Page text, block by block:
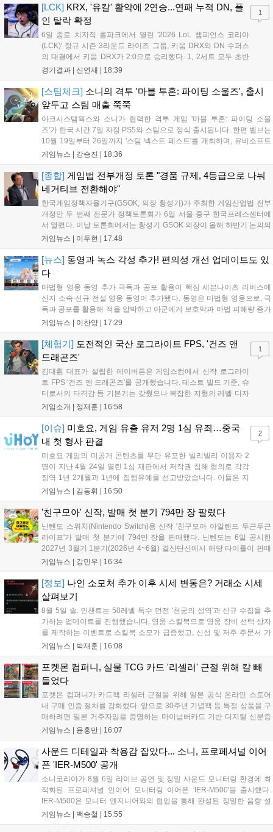
[LCK] KRX, '유칼' 활약에 2연승...연패 누적 DN, 플
인 탈락 확정
6일 종로 치지직 롤파크에서 열린 '2026 LoL 챔피언스 코리아
(LCK)' 정규 시즌 3라운드 라이즈 그룹, 키움 DRX와 DN 수퍼스
의 대결에서 키움 DRX가 2:0으로 승리했다. 1, 2세트 모두 초반
부터 앞서나갔고, 별다른 위기 없이 승리를 꿰찼다. DN 수퍼스는
의 출발이 매우 좋...
경기결과 | 신연재 18:39
1
[스팀체크] 소니의 격투 '마블 투혼: 파이팅 소울즈', 출시
앞두고 스팀 매출 쭉쭉
아크시스템웍스와 소니가 협력한 격투 게임 '마블 투혼: 파이팅 소울
즈'가 한국 시간 7일 자정 PS5와 스팀으로 정식 출시됩니다. 한편 밸브는
10월 19일부터 26일까지 '스팀 넥스트 페스트'를 개최하며, 유비소프트
의 '더 디비전 리서전스'가 스팀에 출시되었고, 농장 시뮬레이션 '돌록 타
각기 다른 장르에서 이용자들의 기대를 모으고 있습니다....
게임뉴스 | 강승진 18:36
[종합] 게임법 전부개정 토론 "경품 규제, 4등급으로 나눠
네거티브 전환해야"
한국게임정책자율기구(GSOK, 의장 황성기)가 주최한 게임산업법 전부
개정안 두 번째 전문가 정책토론회가 6일 서울 중구 한국프레스센터에
서 열렸다. 이날 토론회에서는 황성기 GSOK 의장이 올해 하반기 논의의
주요 쟁점과 성과를 짚은 데 이어, 박종현 한양대 법학전문대학원 교수
호사가 게임 등...
게임뉴스 | 이두현 17:48
[뉴스] 동영과 녹스 각성 추가! 편의성 개선 업데이트도 있
다
마법형 영웅 동영 추가 극독과 공포 활용이 핵심 세븐나이츠 리버스에
신지 소속 신규 전설 영웅 동영이 추가됐다. 동영은 마법형 영웅으로, 극
독과 공포를 활용해 적을 압박하고 아군에게 보호막과 마법 피해량 증가
를 제공하는 것이 특징이다. 패시브 황천의 동행자는 동영의 핵심이다.
활한다. 모...
게임뉴스 | 이찬양 17:29
[체험기] 도전적인 국산 로그라이트 FPS, '건즈 앤
드래곤즈'
김대훤 대표가 설립한 에이버튼은 게임스컴에서 신작 로그라이
트 FPS '건즈 앤 드래곤즈'를 공개했습니다. 테스트 빌드 기준, 슈
터로서의 타격감 등 기본기는 갖췄으나 복잡한 지형의 레벨 디자
인은 개선이 필요해 보입니다. 또한, 성장 트랙의 과도한 분절과
요구됩니다. 개발사는 향후 캐릭터 추가 등을 통해 게임성을 다듬
어 경쟁력을 확보할 계획입니다....
게임소개 | 정재훈 16:58
1
[이슈] 미호요, 게임 유출 유저 2명 1심 유죄…중국
내 첫 형사 판결
미호요 게임의 미공개 콘텐츠를 무단 유포한 빌리빌리 이용자 2
명이 지난 4월 24일 열린 1심 재판에서 저작권 침해 혐의로 각각
징역 1년 2개월과 1년에 집행유예를 선고받았습니다. 이들은 지
난해 7월부터 원신 등 주요 게임의 영상을 유포해 60만 회 이상의
이후 중국 내 첫 형사사건임을 강조하며 향후 무단 유출에 강경
대응할 방침입니다....
게임뉴스 | 김동휘 16:50
2
'친구모아' 신작, 발매 첫 분기 794만 장 팔렸다
닌텐도 스위치(Nintendo Switch)용 신작 '친구모아 아일랜드 두근두근
라이프'가 발매 첫 분기에 794만 장을 판매했다. 닌텐도는 6일 공시한
2027년 3월기 1분기(2026년 4~6월) 결산단신에서 해당 타이틀이 판매
를 크게 늘렸다고 밝혔다. 4월 16일 발매된 이 작품은 약 2개월 반 만에
게임뉴스 | 강민우 16:34
[정보] 나인 소모처 추가 이후 시세 변동은? 거래소 시세
살펴보기
8월 5일 솔: 인챈트는 50레벨 특수 던전 '천궁의 성역'과 신규 수집을 추
가하는 업데이트를 진행했습니다. 영웅 스킬북으로 영웅 장비 선택 상자
를 제작하는 이벤트로 스킬북 소모가 급증했고, 신성 및 저주 주문서 가
격은 소폭 상승했습니다. 나인 코어 시세는 보합세를 유지 중이며, 신의
수요는 늘었으나 일반 재료는 현상을 유지하고 있으며, 영웅 등급 장비
와 무기는 서버별로 등락을 보이고 있습니다....
게임뉴스 | 박재훈 16:08
포켓몬 컴퍼니, 실물 TCG 카드 '리셀러' 근절 위해 칼 빼
들었다
포켓몬 컴퍼니가 카드팩 리셀러 근절을 위해 일본 공식 온라인 스토어
내 구매 인증 절차를 강화했다. 앞으로 30주년 기념팩 등 특정 상품을 구
매하려면 일본 거주자임을 증명하는 마이넘버카드 기반 디지털 신분증
이 필수다. 해당 상품들은 온라인 추첨제로만 판매되며, 이번 조치는 과
러한 정책이 시장 물량 안정화에 어떤 영향을 미칠지 업계의 이목이 쏠
리고 있다....
게임뉴스 | 윤홍만 16:07
사운드 디테일과 착용감 잡았다... 소니, 프로페셔널 이어
폰 'IER-M500' 공개
소니코리아가 8월 6일 라이브 공연 및 정밀 사운드 모니터링 환경에 최
적화된 프로페셔널 인이어 모니터링 이어폰 'IER-M500'을 출시했다.
IER-M500은 모니터 엔지니어와의 협업을 통해 완성된 정밀한 음향 설
계와 뛰어난 수동 차음 성능을 갖춰, 외부 소음이 많은 환경에서도 디테
게임뉴스 | 백승철 15:55